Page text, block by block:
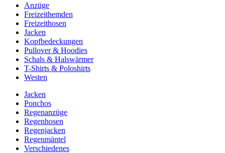
Anzüge
Freizeithemden
Freizeithosen
Jacken
Kopfbedeckungen
Pullover & Hoodies
Schals & Halswärmer
T-Shirts & Poloshirts
Westen
Jacken
Ponchos
Regenanzüge
Regenhosen
Regenjacken
Regenmäntel
Verschiedenes